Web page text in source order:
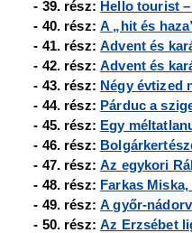
- 39. rész: Hello tourist–
- 40. rész:A „hit és
- 41. rész:Advent és
- 42. rész:Advent és
- 43. rész: Négy évtized
- 44. rész: Párduc a
- 45. rész: Egy
- 46. rész:
- 47. rész:Az egykori
- 48. rész: Farkas
- 49. rész:A győr-
- 50. rész:Az Erzsébet